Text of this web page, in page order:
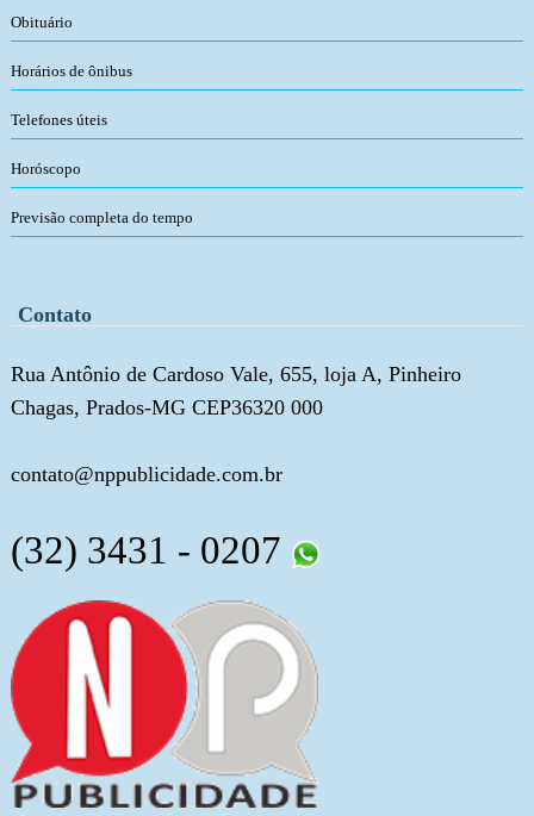
Obituário
Horários de ônibus
Telefones úteis
Horóscopo
Previsão completa do tempo
Contato
Rua Antônio de Cardoso Vale, 655, loja A, Pinheiro
Chagas, Prados-MG CEP36320 000
contato@nppublicidade.com.br
(32) 3431 - 0207